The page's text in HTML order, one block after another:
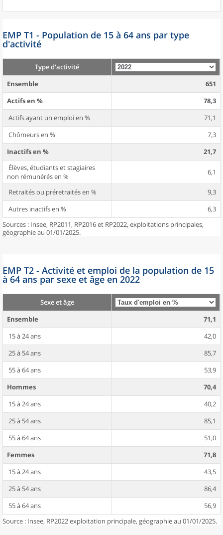
EMP T1 - Population de 15 à 64 ans par type
d'activité
Type d'activité
Ensemble
651
Actifs en %
78,3
Actifs ayant un emploi en %
71,1
Chômeurs en %
7,3
Inactifs en %
21,7
Élèves, étudiants et stagiaires
non rémunérés en %
6,1
Retraités ou préretraités en %
9,3
Autres inactifs en %
6,3
Sources : Insee, RP2011, RP2016 et RP2022, exploitations principales,
géographie au 01/01/2025.
EMP T2 - Activité et emploi de la population de 15
à 64 ans par sexe et âge en 2022
Sexe et âge
Ensemble
71,1
15 à 24 ans
42,0
25 à 54 ans
85,7
55 à 64 ans
53,9
Hommes
70,4
15 à 24 ans
40,2
25 à 54 ans
85,1
55 à 64 ans
51,0
Femmes
71,8
15 à 24 ans
43,5
25 à 54 ans
86,4
55 à 64 ans
56,9
Source : Insee, RP2022 exploitation principale, géographie au 01/01/2025.